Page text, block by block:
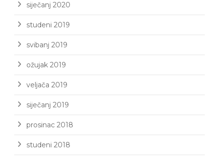
siječanj 2020
studeni 2019
svibanj 2019
ožujak 2019
veljača 2019
siječanj 2019
prosinac 2018
studeni 2018